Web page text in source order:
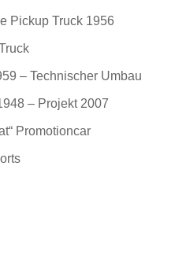
Pickup Truck 1956
– Technischer Umbau
– Projekt 2007
Promotioncar